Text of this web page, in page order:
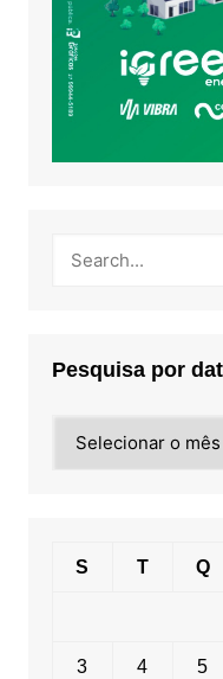
Pesquisa por
S T Q
3 4 5